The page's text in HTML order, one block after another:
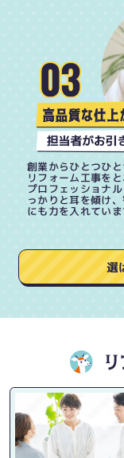
創業からひとつひ
リフォーム工事を
プロフェッショナ
っかりと耳を傾け
にも力を入れていま
選
リ